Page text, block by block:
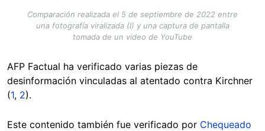
Comparación realizada el 5 de septiembre de 2022 entre
una fotografía viralizada (I) y una captura de pantalla
tomada de un video de YouTube
AFP Factual ha verificado varias piezas de
desinformación vinculadas al atentado contra Kirchner
(1, 2).
Este contenido también fue verificado por Chequeado